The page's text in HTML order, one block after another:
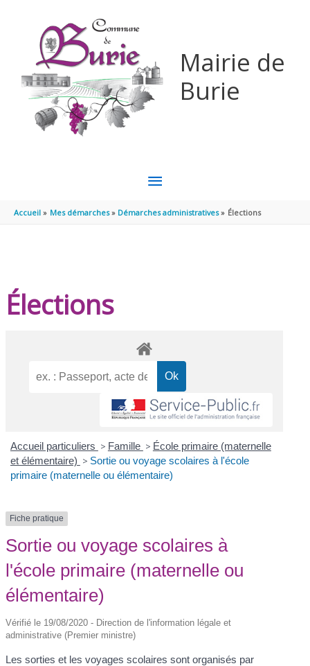
Mairie de
Burie
MENU
PRINCIPAL
Accueil Mes démarches Démarches administratives Élections
Élections
Accueil particuliers > Famille > École primaire (maternelle
et élémentaire) > Sortie ou voyage scolaires à l'école
primaire (maternelle ou élémentaire)
Fiche pratique
Sortie ou voyage scolaires à
l'école primaire (maternelle ou
élémentaire)
Vérifié le 19/08/2020 - Direction de l'information légale et
administrative (Premier ministre)
Les sorties et les voyages scolaires sont organisés par